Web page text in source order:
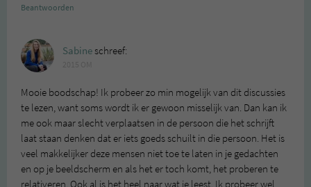
Beantwoorden
Sabineschreef:
Mooie boodschap! Ik probeer zo min mogelijk van dit discussies
te lezen, want soms wordt ik er gewoon misselijk van. Dan kan ik
me ook maar slecht verplaatsen in de persoon die het schrijft
laat staan denken dat er iets goeds schuilt in die persoon. Het is
veel makkelijker deze mensen niet toe te laten in je gedachten
en op je beeldscherm en als het er toch komt, het proberen te